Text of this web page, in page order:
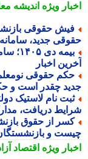
ویژهاندیشه
جدید، سامانه
بیمه دی
اخبار
چقدر است و حکم
دریافت، مدارک و
و بازنشستگان
ویژهاقتصاد آزاد